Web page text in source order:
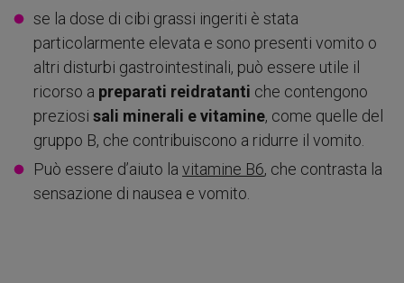
se la dose di cibi grassi ingeriti è stata
particolarmente elevata e sono presenti vomito o
altri disturbi gastrointestinali, può essere utile il
ricorso a preparati reidratanti che contengono
preziosi sali minerali e vitamine, come quelle del
gruppo B, che contribuiscono a ridurre il vomito.
Può essere d’aiuto la vitamine B6, che contrasta la
sensazione di nausea e vomito.